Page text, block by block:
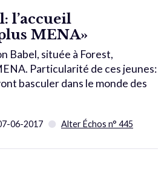
l’accueil
MENA»
Babel, située à Forest,
Particularité de ces jeunes:
basculer dans le monde des
06-2017 Alter Échos n° 445